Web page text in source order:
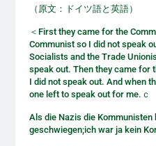
（原文：ドイツ語と英語）
＜First they came for the
Communist so I did not speak
Socialists and the Trade
speak out. Then they came for
I did not speak out. And when
one left to speak out for me.ｃ
Als die Nazis die Kommunisten
geschwiegen;ich war ja kein